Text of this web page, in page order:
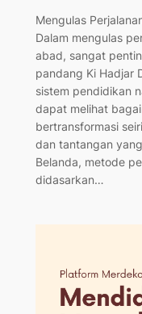
Mengulas
Dalam mengulas
abad, sangat
pandang Ki Hadjar
sistem pendidikan
dapat melihat
bertransformasi
dan tantangan
Belanda, metode
didasarkan…